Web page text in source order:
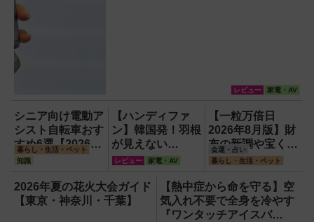
レビュー 家電・AV
シニア向け電動ア
シスト自転車おす
すめ6選【2026年
最新版】選び方の
ポイントは「また
ぎやすさ」「軽
さ」「足つきの良
暮らし・生活・ペット
知識
【ハンディファ
ン】韓国発！羽根
が見えない
『baramood（パ
ラムード）』4種
使い比べ
レビュー 家電・AV
【一粒万倍日
2026年8月版】財
布の新調や宝くじ
の日記念・レイン
ボーくじ・新涼の
100円くじ購入に
最適な開運日は？
金運・占い
暮らし・生活・ペット
2026年夏の花火大会ガイド
【東京・神奈川・千葉】
【熱中症から命を守る】空
気入れ不要で全身を冷やす
『ワンタッチアイスバ